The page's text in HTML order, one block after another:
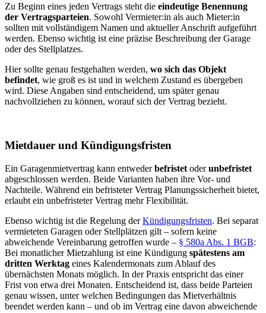
Zu Beginn eines jeden Vertrags steht die eindeutige Benennung
der Vertragsparteien. Sowohl Vermieter:in als auch Mieter:in
sollten mit vollständigem Namen und aktueller Anschrift aufgeführt
werden. Ebenso wichtig ist eine präzise Beschreibung der Garage
oder des Stellplatzes.
Hier sollte genau festgehalten werden, wo sich das Objekt
befindet, wie groß es ist und in welchem Zustand es übergeben
wird. Diese Angaben sind entscheidend, um später genau
nachvollziehen zu können, worauf sich der Vertrag bezieht.
Mietdauer und Kündigungsfristen
Ein Garagenmietvertrag kann entwederbefristet oderunbefristet
abgeschlossen werden. Beide Varianten haben ihre Vor- und
Nachteile. Während ein befristeter Vertrag Planungssicherheit bietet,
erlaubt ein unbefristeter Vertrag mehr Flexibilität.
Ebenso wichtig ist die Regelung derKündigungsfristen. Bei separat
vermieteten Garagen oder Stellplätzen gilt – sofern keine
abweichende Vereinbarung getroffen wurde – § 580a Abs. 1 BGB:
Bei monatlicher Mietzahlung ist eine Kündigung spätestens am
dritten Werktag eines Kalendermonats zum Ablauf des
übernächsten Monats möglich. In der Praxis entspricht das einer
Frist von etwa drei Monaten. Entscheidend ist, dass beide Parteien
genau wissen, unter welchen Bedingungen das Mietverhältnis
beendet werden kann – und ob im Vertrag eine davon abweichende